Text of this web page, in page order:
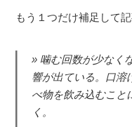
もう１つだけ補足して
噛む回数が少なく
響が出ている。口溶
べ物を飲み込むこと
く。